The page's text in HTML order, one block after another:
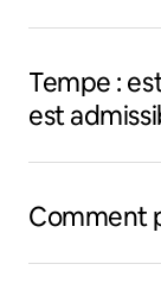
Tempe :
est
Comment